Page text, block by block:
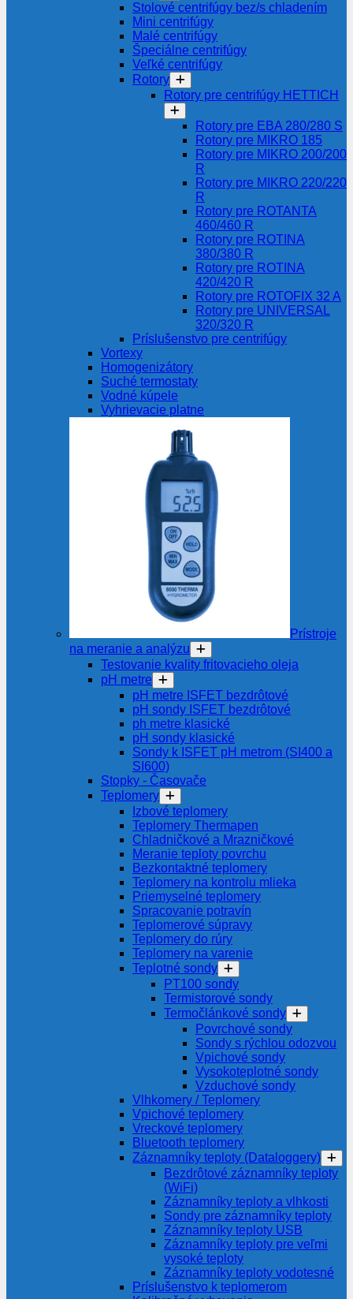
Stolové centrifúgy bez/s chladením
Mini centrifúgy
Malé centrifúgy
Špeciálne centrifúgy
Veľké centrifúgy
Rotory
Rotory pre centrifúgy HETTICH
Rotory pre EBA 280/280 S
Rotory pre MIKRO 185
Rotory pre MIKRO 200/200
R
Rotory pre MIKRO 220/220
R
Rotory pre ROTANTA
460/460 R
Rotory pre ROTINA
380/380 R
Rotory pre ROTINA
420/420 R
Rotory pre ROTOFIX 32 A
Rotory pre UNIVERSAL
320/320 R
Príslušenstvo pre centrifúgy
Vortexy
Homogenizátory
Suché termostaty
Vodné kúpele
Vyhrievacie platne
Prístroje
na meranie a analýzu
Testovanie kvality fritovacieho oleja
pH metre
pH metre ISFET bezdrôtové
pH sondy ISFET bezdrôtové
ph metre klasické
pH sondy klasické
Sondy k ISFET pH metrom (SI400 a
SI600)
Stopky - Časovače
Teplomery
Izbové teplomery
Teplomery Thermapen
Chladničkové a Mrazničkové
Meranie teploty povrchu
Bezkontaktné teplomery
Teplomery na kontrolu mlieka
Priemyselné teplomery
Spracovanie potravín
Teplomerové súpravy
Teplomery do rúry
Teplomery na varenie
Teplotné sondy
PT100 sondy
Termistorové sondy
Termočlánkové sondy
Povrchové sondy
Sondy s rýchlou odozvou
Vpichové sondy
Vysokoteplotné sondy
Vzduchové sondy
Vlhkomery / Teplomery
Vpichové teplomery
Vreckové teplomery
Bluetooth teplomery
Záznamníky teploty (Dataloggery)
Bezdrôtové záznamníky teploty
(WiFi)
Záznamníky teploty a vlhkosti
Sondy pre záznamníky teploty
Záznamníky teploty USB
Záznamníky teploty pre veľmi
vysoké teploty
Záznamníky teploty vodotesné
Príslušenstvo k teplomerom